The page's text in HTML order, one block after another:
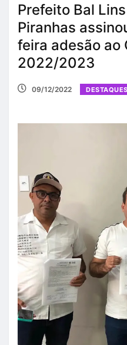
Prefeito Bal
Piranhas
feira adesão ao
2022/2023
09/12/2022 DESTAQUES